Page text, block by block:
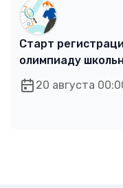
Старт
олимпиаду
20 августа